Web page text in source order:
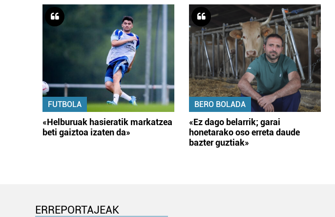
FUTBOLA
«Helburuak hasieratik markatzea
beti gaiztoa izaten da»
BERO BOLADA
«Ez dago belarrik; garai
honetarako oso erreta daude
bazter guztiak»
ERREPORTAJEAK